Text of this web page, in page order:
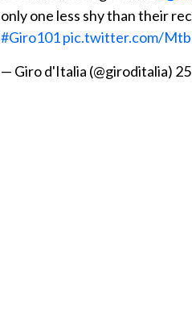
only one less shy than their
#Giro101pic.twitter.com/
— Giro d'Italia (@giroditalia)